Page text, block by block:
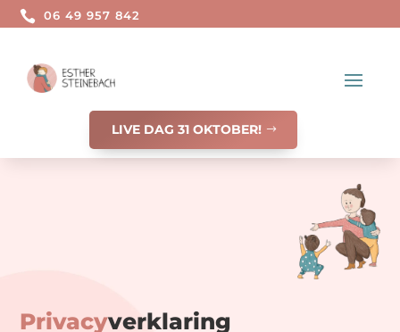
 06 49 957 842
LIVE DAG 31 OKTOBER!
Privacyverklaring